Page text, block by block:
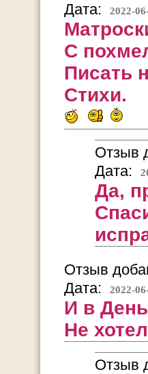
Дата:
2022-
С
Писать
Стихи.
Отзыв
Дата:
Да,
Отзыв
Дата:
2022-
И в
Не
Отзыв